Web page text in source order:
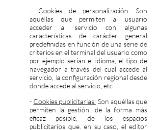
- Cookies de personalización: Son
aquéllas que permiten al usuario
acceder al servicio con algunas
características de carácter general
predefinidas en función de una serie de
criterios en el terminal del usuario como
por ejemplo serian el idioma, el tipo de
navegador a través del cual accede al
servicio, la configuración regional desde
donde accede al servicio, etc.
- Cookies publicitarias: Son aquéllas que
permiten la gestión, de la forma más
eficaz posible, de los espacios
publicitarios que, en su caso, el editor